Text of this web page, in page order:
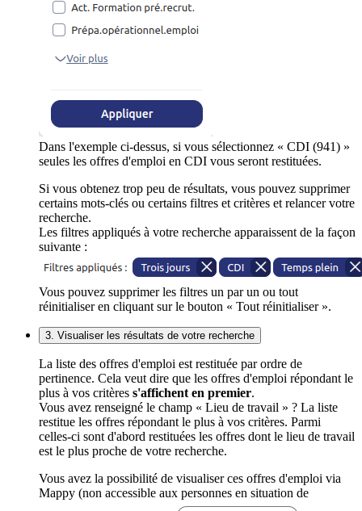
Dans l'exemple ci-dessus, si vous sélectionnez « CDI (941) »
seules les offres d'emploi en CDI vous seront restituées.
Si vous obtenez trop peu de résultats, vous pouvez supprimer
certains mots-clés ou certains filtres et critères et relancer votre
recherche.
Les filtres appliqués à votre recherche apparaissent de la façon
suivante :
Vous pouvez supprimer les filtres un par un ou tout
réinitialiser en cliquant sur le bouton « Tout réinitialiser ».
3. Visualiser les résultats de votre recherche
La liste des offres d'emploi est restituée par ordre de
pertinence. Cela veut dire que les offres d'emploi répondant le
plus à vos critères s'affichent en premier.
Vous avez renseigné le champ « Lieu de travail » ? La liste
restitue les offres répondant le plus à vos critères. Parmi
celles-ci sont d'abord restituées les offres dont le lieu de travail
est le plus proche de votre recherche.
Vous avez la possibilité de visualiser ces offres d'emploi via
Mappy (non accessible aux personnes en situation de